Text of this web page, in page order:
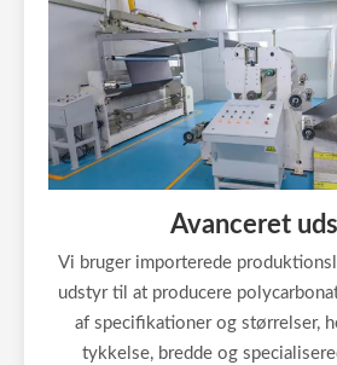
Avanceret
Vi bruger importerede
udstyr til at producere
af specifikationer og størrelser,
tykkelse, bredde og